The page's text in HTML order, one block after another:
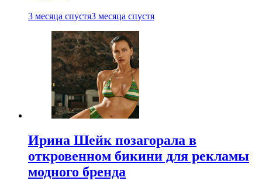
3 месяца спустя3 месяца спустя
Ирина Шейк позагорала в
откровенном бикини для рекламы
модного бренда